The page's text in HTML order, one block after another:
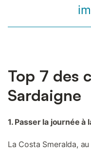
Top 7 des
Sardaigne
1. Passer la journée à
La Costa Smeralda,